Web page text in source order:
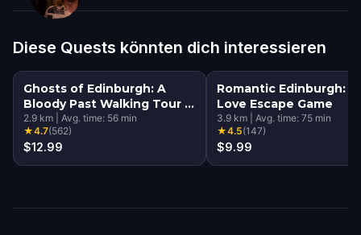
Diese Quests könnten dich interessieren
Ghosts of Edinburgh: A
Bloody Past Walking Tour &
Escape Game
2.9 km Avg. time: 56 min
★4.7(562)
$12.99
Romantic Edinburgh:
Love Escape Game
3.9 km Avg. time: 75 min
★4.5(147)
$9.99